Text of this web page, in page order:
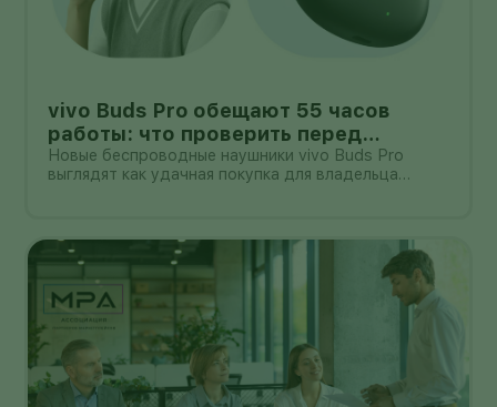
vivo Buds Pro обещают 55 часов
работы: что проверить перед
покупкой в России
Новые беспроводные наушники vivo Buds Pro
выглядят как удачная покупка для владельца